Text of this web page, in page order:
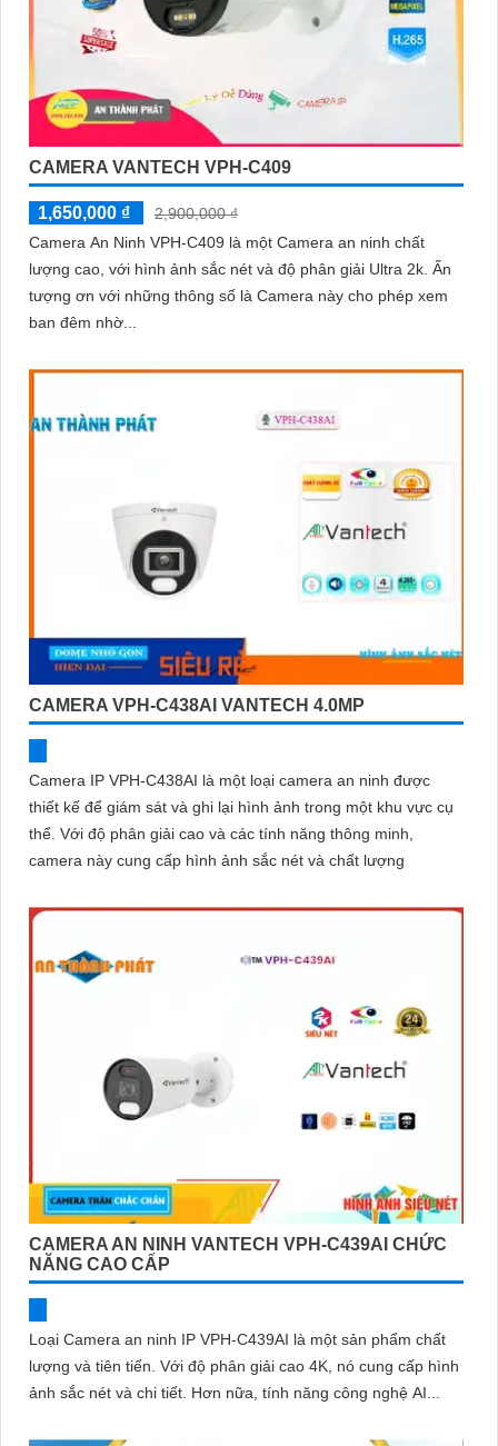
CAMERA VANTECH VPH-C409
1,650,000 ₫
2,900,000 ₫
Camera An Ninh VPH-C409 là một Camera an ninh chất
lượng cao, với hình ảnh sắc nét và độ phân giải Ultra 2k. Ấn
tượng ơn với những thông số là Camera này cho phép xem
ban đêm nhờ...
CAMERA VPH-C438AI VANTECH 4.0MP
Camera IP VPH-C438AI là một loại camera an ninh được
thiết kế để giám sát và ghi lại hình ảnh trong một khu vực cụ
thể. Với độ phân giải cao và các tính năng thông minh,
camera này cung cấp hình ảnh sắc nét và chất lượng
CAMERA AN NINH VANTECH VPH-C439AI CHỨC
NĂNG CAO CẤP
Loại Camera an ninh IP VPH-C439AI là một sản phẩm chất
lượng và tiên tiến. Với độ phân giải cao 4K, nó cung cấp hình
ảnh sắc nét và chi tiết. Hơn nữa, tính năng công nghệ AI...